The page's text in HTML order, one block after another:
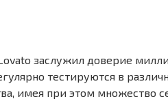
заслужил доверие
тестируются в
имея при этом множество